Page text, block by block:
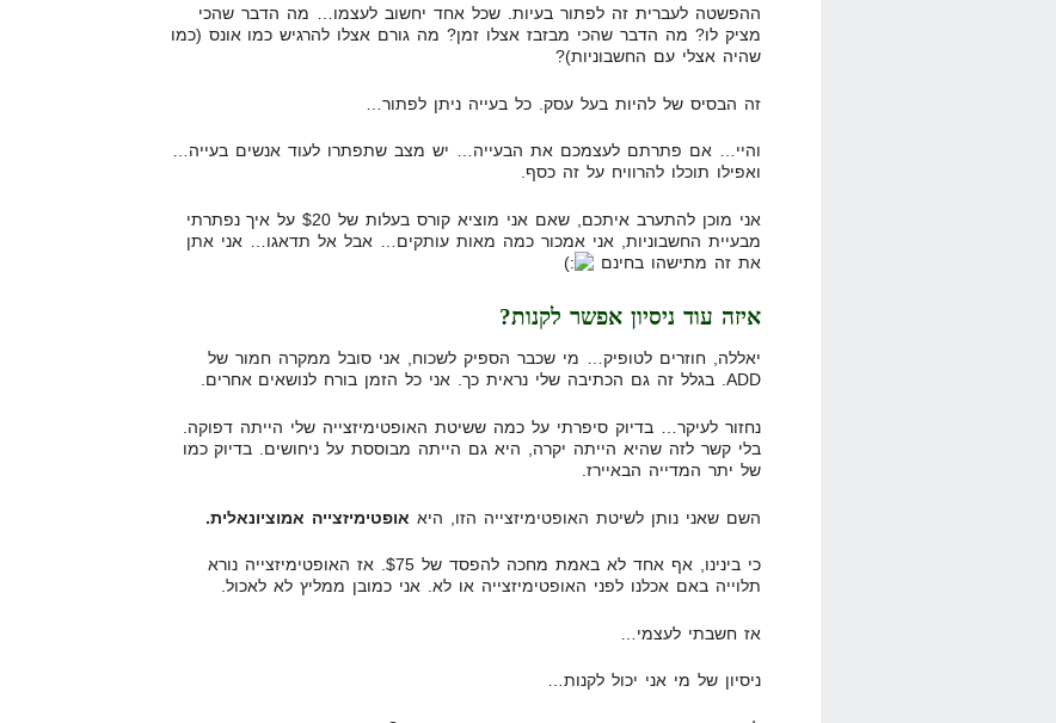
ההפשטה לעברית זה לפתור בעיות. שכל אחד יחשוב לעצמו… מה הדבר שהכי
מציק לו? מה הדבר שהכי מבזבז אצלו זמן? מה גורם אצלו להרגיש כמו אונס (כמו
שהיה אצלי עם החשבוניות)?
זה הבסיס של להיות בעל עסק. כל בעייה ניתן לפתור…
והיי… אם פתרתם לעצמכם את הבעייה… יש מצב שתפתרו לעוד אנשים בעייה…
ואפילו תוכלו להרוויח על זה כסף.
אני מוכן להתערב איתכם, שאם אני מוציא קורס בעלות של $20 על איך נפתרתי
מבעיית החשבוניות, אני אמכור כמה מאות עותקים… אבל אל תדאגו… אני אתן
את זה מתישהו בחינם
איזה עוד ניסיון אפשר לקנות?
יאללה, חוזרים לטופיק… מי שכבר הספיק לשכוח, אני סובל ממקרה חמור של
ADD. בגלל זה גם הכתיבה שלי נראית כך. אני כל הזמן בורח לנושאים אחרים.
נחזור לעיקר… בדיוק סיפרתי על כמה ששיטת האופטימיזצייה שלי הייתה דפוקה.
בלי קשר לזה שהיא הייתה יקרה, היא גם הייתה מבוססת על ניחושים. בדיוק כמו
של יתר המדייה הבאיירז.
השם שאני נותן לשיטת האופטימיזצייה הזו, היא אופטימיזצייה אמוציונאלית.
כי בינינו, אף אחד לא באמת מחכה להפסד של $75. אז האופטימיזצייה נורא
תלוייה באם אכלנו לפני האופטימיזצייה או לא. אני כמובן ממליץ לא לאכול.
אז חשבתי לעצמי…
ניסיון של מי אני יכול לקנות…